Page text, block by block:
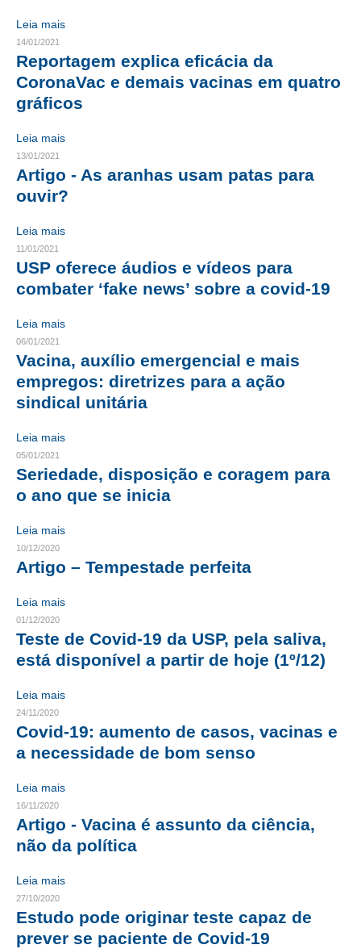
CONSELHOS ASSESSORES
PERSONALIDADES DA TECNOLOGIA
NÚCLEO DA MULHER ENGENHEIRA
JURÍDICO
CONSULTORIA
CONTRIBUIÇÕES
CONTRIBUIÇÃO ASSISTENCIAL
CONTRIBUIÇÃO ASSOCIATIVA OU ANUIDADE DE SÓCIO
CONTRIBUIÇÃO SINDICAL URBANA
REVISÃO DE APOSENTADORIA
FGTS CORREÇÃO
LEI 5.194/1966 – REGULAMENTAÇÃO DA PROFISSÃO
RES 1.002/2002 – CÓDIGO DE ÉTICA
HOMOLOGAÇÕES
FIQUE POR DENTRO
OPORTUNIDADES
APRESENTAÇÃO
EMPREGO E ESTÁGIO
CARREIRA
AUTÔNOMOS E SERVIÇOS
NEWSLETTER
Leia mais
14/01/2021
Reportagem explica eficácia da
CoronaVac e demais vacinas em quatro
gráficos
Leia mais
13/01/2021
Artigo - As aranhas usam patas para
ouvir?
Leia mais
11/01/2021
USP oferece áudios e vídeos para
combater ‘fake news’ sobre a covid-19
Leia mais
06/01/2021
Vacina, auxílio emergencial e mais
empregos: diretrizes para a ação
sindical unitária
Leia mais
05/01/2021
Seriedade, disposição e coragem para
o ano que se inicia
Leia mais
10/12/2020
Artigo – Tempestade perfeita
Leia mais
01/12/2020
Teste de Covid-19 da USP, pela saliva,
está disponível a partir de hoje (1º/12)
Leia mais
24/11/2020
Covid-19: aumento de casos, vacinas e
a necessidade de bom senso
Leia mais
16/11/2020
Artigo - Vacina é assunto da ciência,
não da política
Leia mais
27/10/2020
Estudo pode originar teste capaz de
prever se paciente de Covid-19